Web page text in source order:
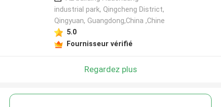
industrial park, Qingcheng District,
Qingyuan, Guangdong,China ,Chine
5.0
Fournisseur vérifié
Regardez plus